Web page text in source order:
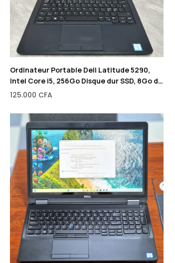
Ordinateur Portable Dell Latitude 5290,
Intel Core i5, 256Go Disque dur SSD, 8Go de
RAM, 14″
125.000 CFA